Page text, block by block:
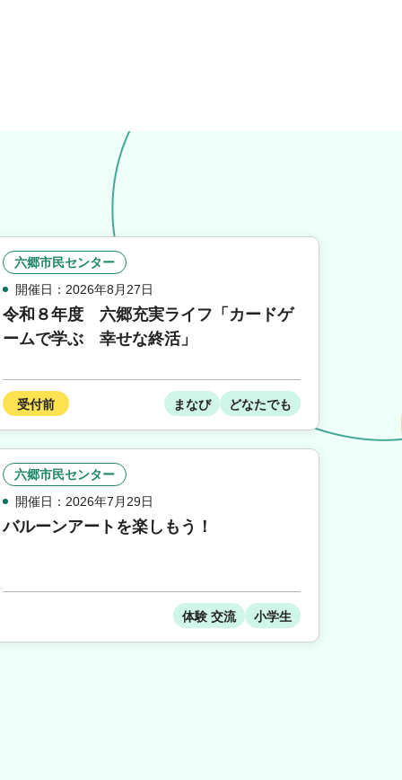
六郷市民センター
開催日：2026年8月27日
令和８年度 六郷充実ライフ「カードゲ
ームで学ぶ 幸せな終活」
受付前 まなび どなたでも
六郷市民センター
開催日：2026年7月29日
バルーンアートを楽しもう！
体験 交流 小学生